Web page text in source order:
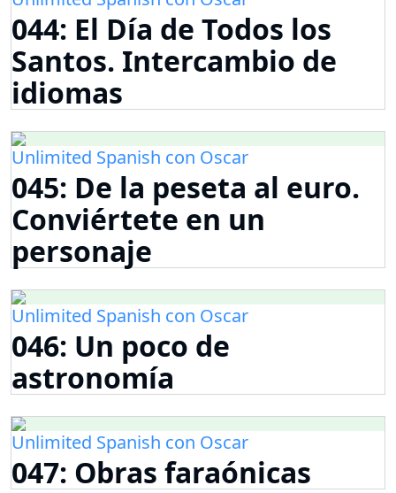
044: El Día de Todos los
Santos. Intercambio de
idiomas
Unlimited Spanish con Oscar
045: De la peseta al euro.
Conviértete en un
personaje
Unlimited Spanish con Oscar
046: Un poco de
astronomía
Unlimited Spanish con Oscar
047: Obras faraónicas